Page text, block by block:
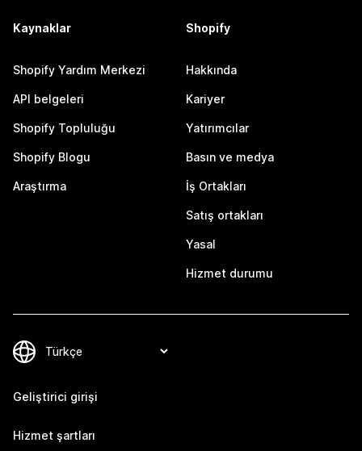
Kaynaklar
Shopify Yardım Merkezi
API belgeleri
Shopify Topluluğu
Shopify Blogu
Araştırma
Shopify
Hakkında
Kariyer
Yatırımcılar
Basın ve medya
İş Ortakları
Satış ortakları
Yasal
Hizmet durumu
Geliştirici girişi
Hizmet şartları